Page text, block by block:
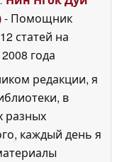
- Помощник
статей на
года
редакции, я
в
разных
каждый день я